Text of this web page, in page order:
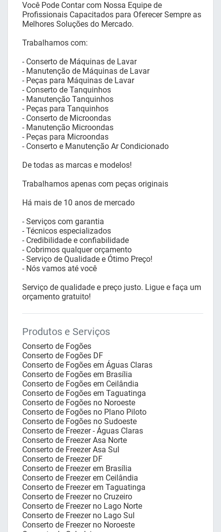
Você Pode Contar com Nossa Equipe de
Profissionais Capacitados para Oferecer Sempre as
Melhores Soluções do Mercado.
Trabalhamos com:
- Conserto de Máquinas de Lavar
- Manutenção de Máquinas de Lavar
- Peças para Máquinas de Lavar
- Conserto de Tanquinhos
- Manutenção Tanquinhos
- Peças para Tanquinhos
- Conserto de Microondas
- Manutenção Microondas
- Peças para Microondas
- Conserto e Manutenção Ar Condicionado
De todas as marcas e modelos!
Trabalhamos apenas com peças originais
Há mais de 10 anos de mercado
- Serviços com garantia
- Técnicos especializados
- Credibilidade e confiabilidade
- Cobrimos qualquer orçamento
- Serviço de Qualidade e Ótimo Preço!
- Nós vamos até você
Serviço de qualidade e preço justo. Ligue e faça um
orçamento gratuito!
Produtos e Serviços
Conserto de Fogões
Conserto de Fogões DF
Conserto de Fogões em Águas Claras
Conserto de Fogões em Brasília
Conserto de Fogões em Ceilândia
Conserto de Fogões em Taguatinga
Conserto de Fogões no Noroeste
Conserto de Fogões no Plano Piloto
Conserto de Fogões no Sudoeste
Conserto de Freezer - Águas Claras
Conserto de Freezer Asa Norte
Conserto de Freezer Asa Sul
Conserto de Freezer DF
Conserto de Freezer em Brasília
Conserto de Freezer em Ceilândia
Conserto de Freezer em Taguatinga
Conserto de Freezer no Cruzeiro
Conserto de Freezer no Lago Norte
Conserto de Freezer no Lago Sul
Conserto de Freezer no Noroeste